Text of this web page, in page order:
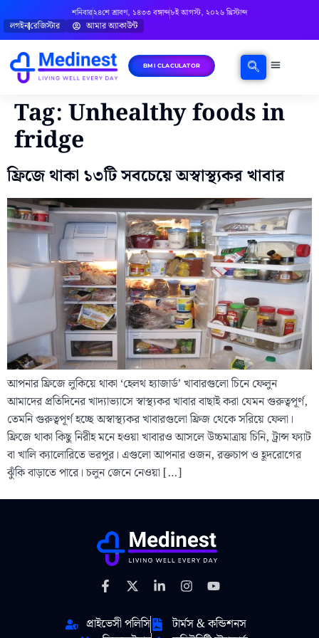
শনিবার২৪শে শ্রাবণ, ১৪৩৩ বঙ্গাব্দ৮ই আগস্ট, ২০২৬ খ্রিস্টাব্দ
লগইনরেজিস্টার আমার অ্যাকাউন্ট
BMI CLACULATOR
Tag:Unhealthy foods in
fridge
ফ্রিজে থাকা ১৩টি সবচেয়ে অস্বাস্থ্যকর খাবার
আপনার ফ্রিজে লুকিয়ে থাকা ‘হেলথ হ্যাজার্ড’ খাবারগুলো চিনে ফেলুন
আমাদের প্রতিদিনের খাদ্যাভ্যাসে স্বাস্থ্যকর খাবার বাছাই করা যেমন গুরুত্বপূর্ণ,
তেমনি গুরুত্বপূর্ণ হচ্ছে অস্বাস্থ্যকর খাবারগুলো ফ্রিজ থেকে সরিয়ে ফেলা।
ফ্রিজে থাকা কিছু নিরীহ মনে হওয়া খাবারও আসলে উচ্চমাত্রায় চিনি, ট্রান্স ফ্যাট
বা খালি ক্যালোরিতে ভরপুর। এগুলো আপনার ওজন, রক্তচাপ ও হূদরোগের
ঝুঁকি বাড়াতে পারে। চলুন জেনে নেওয়া […]
প্রাইভেসী পলিসি
টার্মস & কন্ডিশনস